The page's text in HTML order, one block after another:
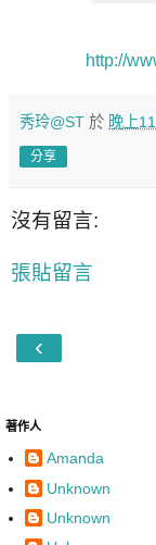
http://
秀玲@ST 於 晚上
分享
沒有留言:
張貼留言
‹
著作人
Amanda
Unknown
Unknown